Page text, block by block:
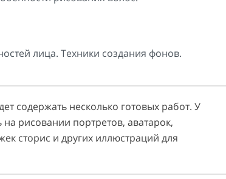
лица. Техники создания фонов.
содержать несколько готовых работ. У
рисовании портретов, аватарок,
сторис и других иллюстраций для